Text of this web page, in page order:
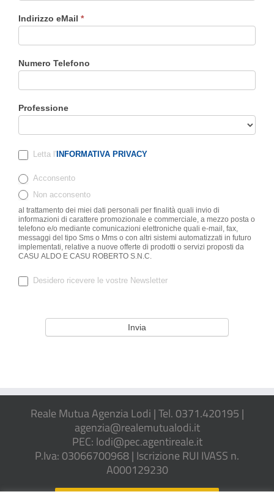
Indirizzo eMail *
Numero Telefono
Professione
Letta l' INFORMATIVA PRIVACY
Acconsento
Non acconsento
al trattamento dei miei dati personali per finalità quali invio di
informazioni di carattere promozionale e commerciale, a mezzo posta o
telefono e/o mediante comunicazioni elettroniche quali e-mail, fax,
messaggi del tipo Sms o Mms o con altri sistemi automatizzati in futuro
implementati, relative a nuove offerte di prodotti o servizi proposti da
CASU ALDO E CASU ROBERTO S.N.C.
Desidero ricevere le vostre Newsletter
Reale Mutua Agenzia Lodi | Tel. 0371.420195 |
agenzia@realemutualodi.it
PEC: lodi@pec.agentireale.it
P.Iva: 03066700968 | Iscrizione RUI IVASS n.
A000129230